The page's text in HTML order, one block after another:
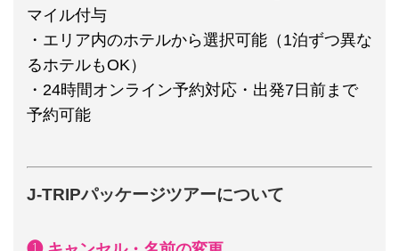
マイル付与
・エリア内のホテルから選択可能（1泊ずつ異な
るホテルもOK）
・24時間オンライン予約対応・出発7日前まで
予約可能
J-TRIPパッケージツアーについて